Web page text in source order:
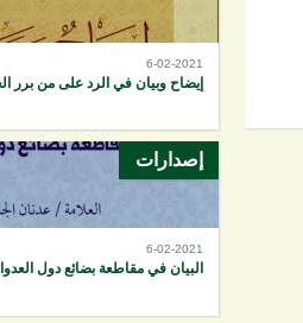
6-02-2021
إيضاح وبيان في الرد على من برر
إصدارات
6-02-2021
البيان في مقاطعة بضائع دول